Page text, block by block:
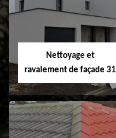
changement de
fenêtre de toit et
Velux 31
Nettoyage et
ravalement de façade 31